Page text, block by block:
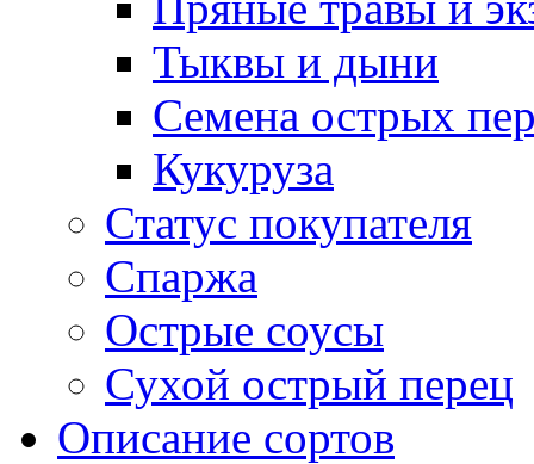
Тыквы и дыни
Семена острых
Кукуруза
Статус покупателя
Спаржа
Острые соусы
Сухой острый перец
Описание сортов